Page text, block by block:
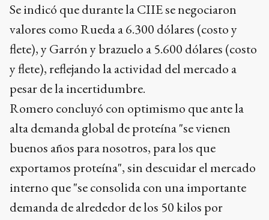
Se indicó que durante la CIIE se negociaron
valores como Rueda a 6.300 dólares (costo y
flete), y Garrón y brazuelo a 5.600 dólares (costo
y flete), reflejando la actividad del mercado a
pesar de la incertidumbre.
Romero concluyó con optimismo que ante la
alta demanda global de proteína "se vienen
buenos años para nosotros, para los que
exportamos proteína", sin descuidar el mercado
interno que "se consolida con una importante
demanda de alrededor de los 50 kilos por